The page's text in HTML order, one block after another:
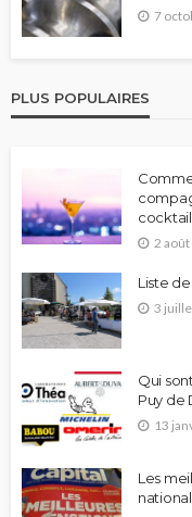
7
PLUS POPULAIRES
cocktail
2
Liste
3
Qui
Puy de
13
Les
national